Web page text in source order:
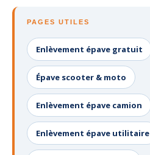
PAGES UTILES
Enlèvement épave gratuit
Épave scooter & moto
Enlèvement épave camion
Enlèvement épave utilitaire